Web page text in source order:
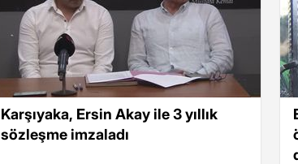
Karşıyaka, Ersin Akay ile 3 yıllık
sözleşme imzaladı